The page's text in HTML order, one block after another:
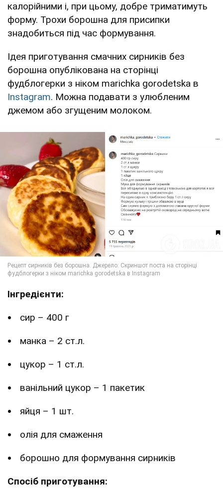
калорійними і, при цьому, добре триматимуть
форму. Трохи борошна для присипки
знадобиться під час формування.
Ідея приготування смачних сирників без
борошна опублікована на сторінці
фудблогерки з ніком marichka gorodetska в
Instagram. Можна подавати з улюбленим
джемом або згущеним молоком.
Інгредієнти:
сир – 400 г
манка – 2 ст.л.
цукор – 1 ст.л.
ванільний цукор – 1 пакетик
яйця – 1 шт.
олія для смаження
борошно для формування сирників
Спосіб приготування: